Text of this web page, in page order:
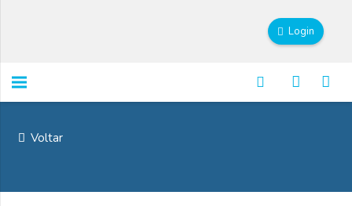
Login
Voltar